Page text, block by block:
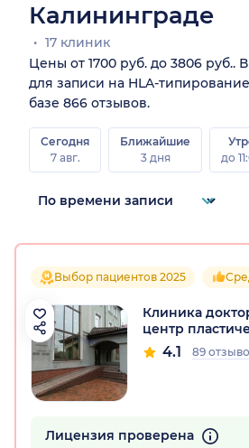
Калининграде
17 клиник
Цены от 1700 руб. до 3806 руб..
для записи на HLA-
базе 866 отзывов.
Сегодня
7 авг.
Ближайшие
3 дня
до
Выбор пациентов 2025
Клиника
центр
4.1 89
Лицензия проверена